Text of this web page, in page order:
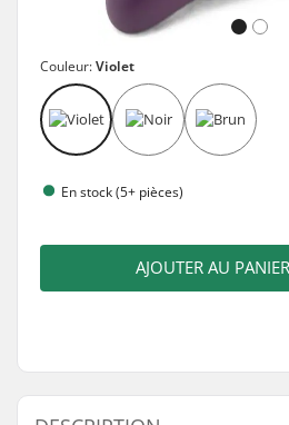
Couleur:Violet
En stock (5+ pièces)
AJOUTER AU PANIER